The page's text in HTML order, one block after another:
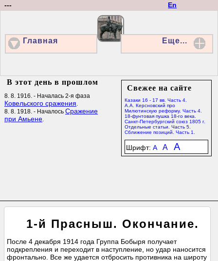
En
---
Главная Еще...
Свежее на сайте
Казаки 16 - 17 вв. Часть 4.
А.А. Керсновский про
Милютинскую реформу. Часть 4.
18-фунтовая пушка 18-го века.
Санкт-Петербургский союз 1805 г.
Отдельные статьи. Часть 5.
Сближение позиций. Часть 1.
Шрифт: A A A
В этот день в прошлом
8. 8. 1916. - Началась 2-я фаза
Ковельского сражения.
8. 8. 1918. - Началось Сражение
при Амьене.
1-й Прасныш. Окончание.
После 4 декабря 1914 года Группа Бобыря получает
подкрепления и переходит в наступление, но удар наносится
фронтально. Все же удается отбросить противника на широту